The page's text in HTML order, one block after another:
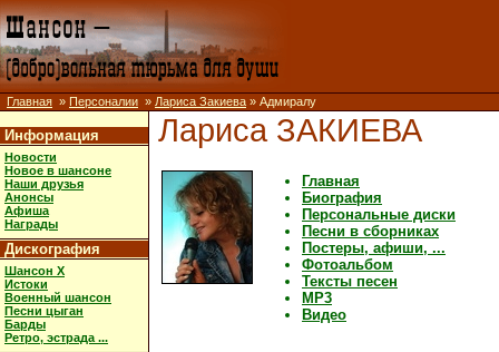
Главная » Персоналии » Лариса Закиева » Адмиралу
Информация
Новости
Новое в шансоне
Наши друзья
Анонсы
Афиша
Награды
Дискография
Шансон X
Истоки
Военный шансон
Песни цыган
Барды
Ретро, эстрада ...
Лариса ЗАКИЕВА
Главная
Биография
Персональные диски
Песни в сборниках
Постеры, афиши, ...
Фотоальбом
Тексты песен
MP3
Видео